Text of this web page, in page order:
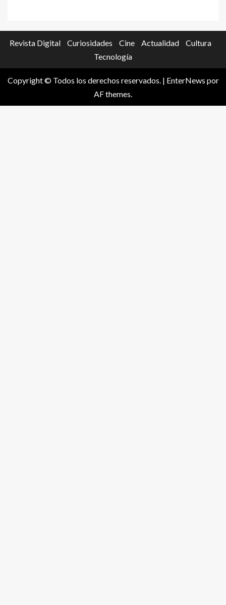
Revista Digital Curiosidades Cine Actualidad
Cultura
Tecnología
Copyright © Todos los derechos reservados. | EnterNews por
AF themes.